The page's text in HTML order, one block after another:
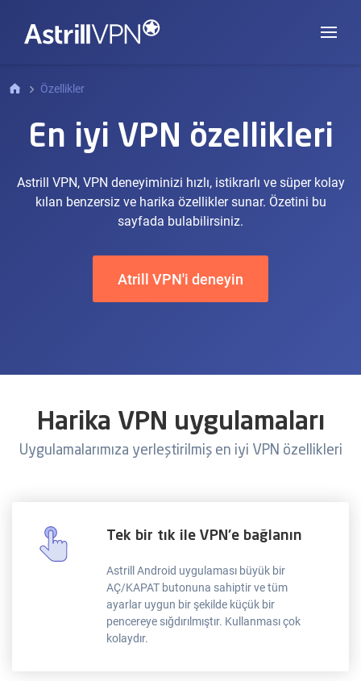
Özellikler
En iyi VPN özellikleri
Astrill VPN, VPN deneyiminizi hızlı, istikrarlı ve süper kolay
kılan benzersiz ve harika özellikler sunar. Özetini bu
sayfada bulabilirsiniz.
Atrill VPN'i deneyin
Harika VPN uygulamaları
Uygulamalarımıza yerleştirilmiş en iyi VPN özellikleri
Tek bir tık ile VPN'e bağlanın
Astrill Android uygulaması büyük bir
AÇ/KAPAT butonuna sahiptir ve tüm
ayarlar uygun bir şekilde küçük bir
pencereye sığdırılmıştır. Kullanması çok
kolaydır.